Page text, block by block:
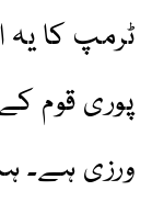
ٹرمپ کا
پوری قوم
ورزی ہے۔